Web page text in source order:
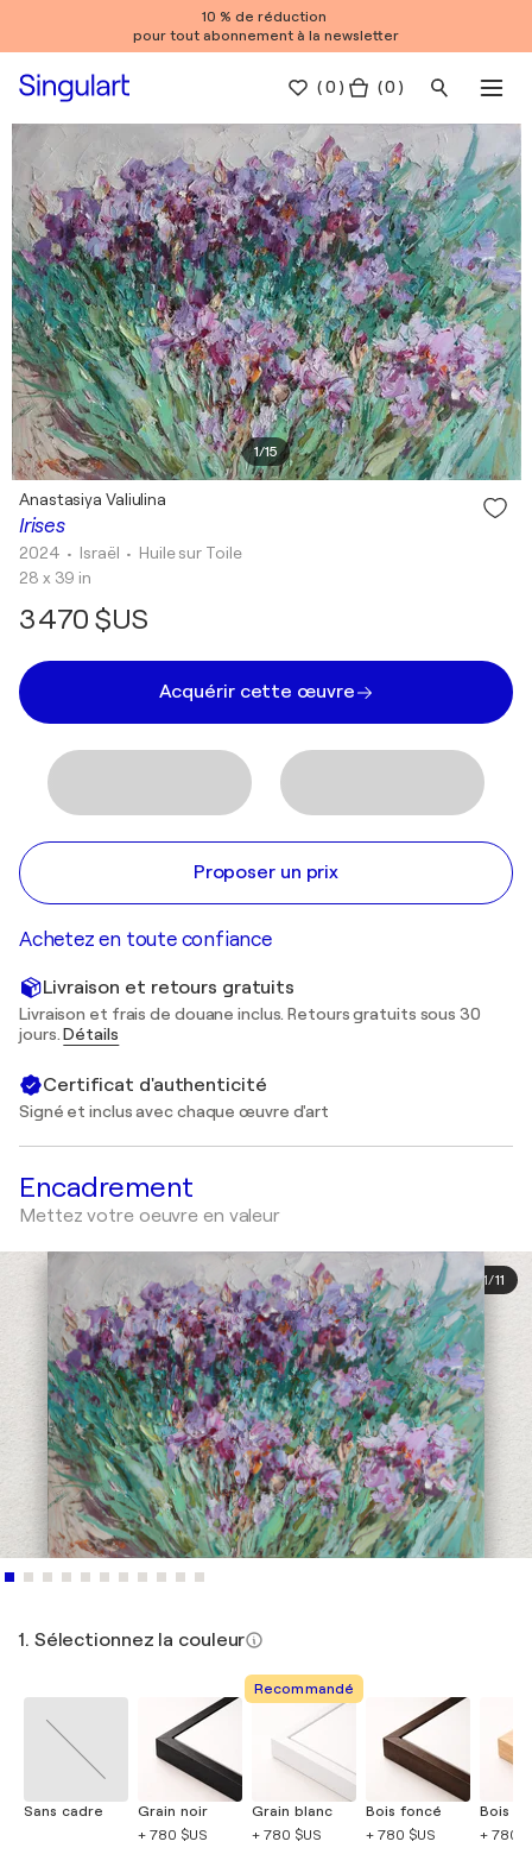
10 % de réduction
pour tout abonnement à la newsletter
(0 ) ( 0 )
1/15
Irises
Anastasiya Valiulina
2024 • Israël • Huile sur Toile
28 x 39 in
3 470 $US
Acquérir cette œuvre
Proposer un prix
Achetez en toute confiance
Livraison et retours gratuits
Livraison et frais de douane inclus. Retours gratuits sous 30
jours.Détails
Certificat d'authenticité
Signé et inclus avec chaque œuvre d'art
Encadrement
Mettez votre oeuvre en valeur
1/11
1. Sélectionnez la couleur
Sans cadre
Grain noir
+ 780 $US
Recommandé
Grain blanc
+ 780 $US
Bois foncé
+ 780 $US
Bois
+ 780